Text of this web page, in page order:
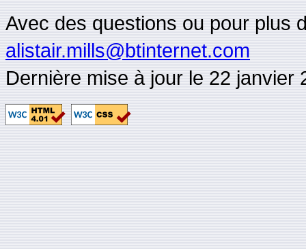
Avec des questions ou pour plus
alistair.mills@btinternet.com
Dernière mise à jour le 22 janvier